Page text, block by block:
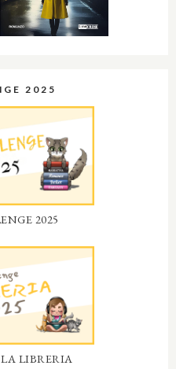
2025
2025
LIBRERIA